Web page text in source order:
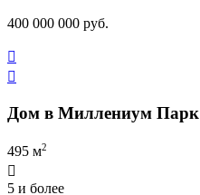
400 000 000 руб.


Дом в Миллениум Парк
495 м2

5 и более